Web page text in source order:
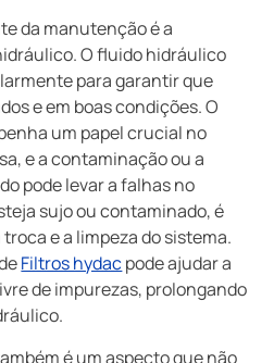
da manutenção é a
O fluido hidráulico
para garantir que
e em boas condições. O
um papel crucial no
e a contaminação ou a
pode levar a falhas no
sujo ou contaminado, é
e a limpeza do sistema.
Filtros hydacpode ajudar a
de impurezas, prolongando
é um aspecto que não